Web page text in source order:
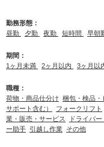
勤務形態：
昼勤
夕勤 夜勤 短時間 早朝
期間：
1ヶ月未満
2ヶ月以内 3ヶ月以
職種：
荷物・商品仕分け 梱包・検品・
サポート含む）
フォークリフト
業・販売・サービス
ドライバ
ー助手 引越し作業 その他